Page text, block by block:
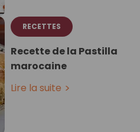
RECETTES
Recette de la Pastilla
marocaine
Lire la suite